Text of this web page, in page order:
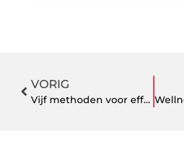
VORIG
Vijf methoden voor effectieve tuinbescherming